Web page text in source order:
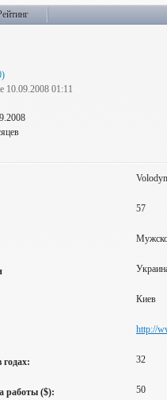
10.09.2008 01:11
57
Киев
http://
32
работы ($): 50